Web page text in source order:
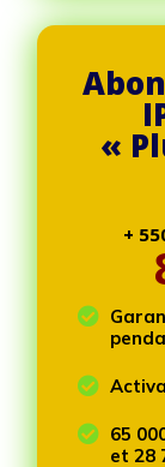
«
+


 65
et 28